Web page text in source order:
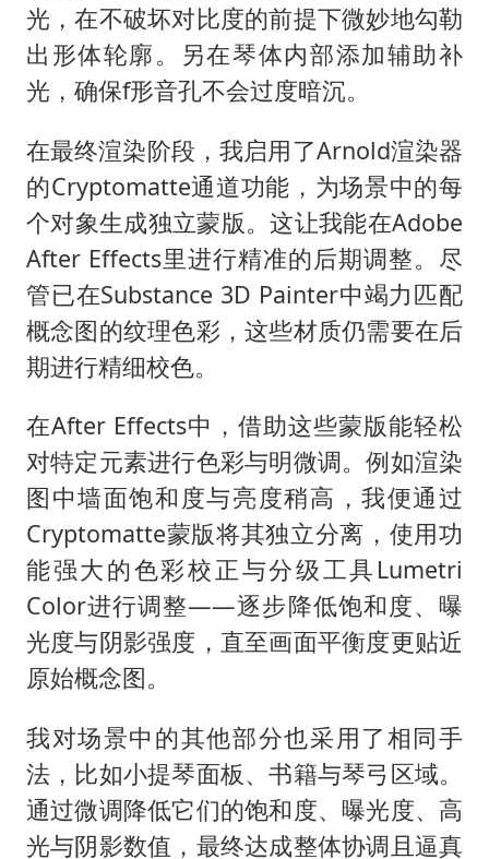
光，在不破坏对比度的前提下微妙地勾勒
出形体轮廓。另在琴体内部添加辅助补
光，确保f形音孔不会过度暗沉。
在最终渲染阶段，我启用了Arnold渲染器
的Cryptomatte通道功能，为场景中的每
个对象生成独立蒙版。这让我能在Adobe
After Effects里进行精准的后期调整。尽
管已在Substance 3D Painter中竭力匹配
概念图的纹理色彩，这些材质仍需要在后
期进行精细校色。
在After Effects中，借助这些蒙版能轻松
对特定元素进行色彩与明微调。例如渲染
图中墙面饱和度与亮度稍高，我便通过
Cryptomatte蒙版将其独立分离，使用功
能强大的色彩校正与分级工具Lumetri
Color进行调整——逐步降低饱和度、曝
光度与阴影强度，直至画面平衡度更贴近
原始概念图。
我对场景中的其他部分也采用了相同手
法，比如小提琴面板、书籍与琴弓区域。
通过微调降低它们的饱和度、曝光度、高
光与阴影数值，最终达成整体协调且逼真